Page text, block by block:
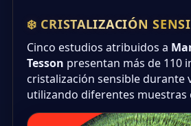
❄️ CRISTALIZACIÓN
Cinco estudios atribuidos a
Tesson presentan más de 110
cristalización sensible durante
utilizando diferentes muestras